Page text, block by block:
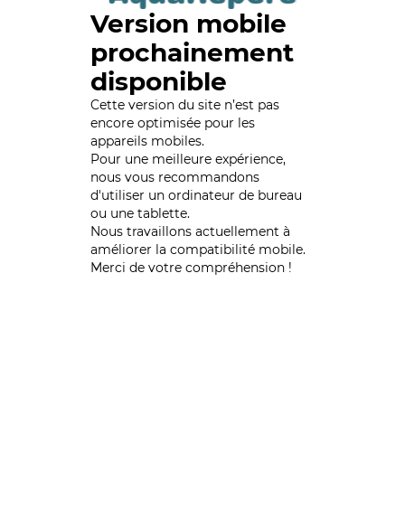
Version mobile
prochainement
disponible
Cette version du site n’est pas
encore optimisée pour les
appareils mobiles.
Pour une meilleure expérience,
nous vous recommandons
d'utiliser un ordinateur de bureau
ou une tablette.
Nous travaillons actuellement à
améliorer la compatibilité mobile.
Merci de votre compréhension !